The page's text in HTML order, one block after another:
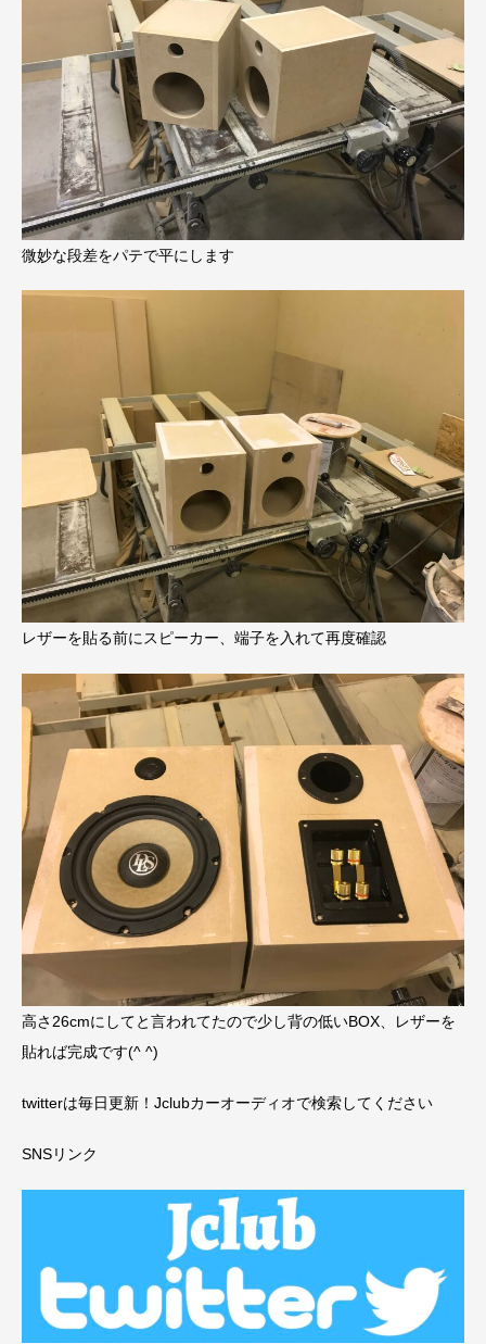
微妙な段差をパテで平にします
レザーを貼る前にスピーカー、端子を入れて再度確認
高さ26cmにしてと言われてたので少し背の低いBOX、レザーを
貼れば完成です(^ ^)
twitterは毎日更新！Jclubカーオーディオで検索してください
SNSリンク